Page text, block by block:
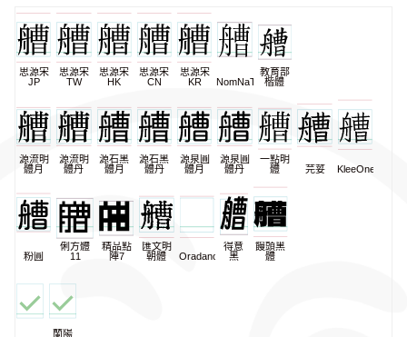
思源宋
JP
思源宋
TW
思源宋
HK
思源宋
CN
思源宋
KR
NomNaTong
教育部
楷體
源流明
體月
源流明
體丹
源石黑
體月
源石黑
體丹
源泉圓
體月
源泉圓
體丹
一點明
體
芫荽 KleeOne
粉圓
俐方體
11
精品點
陣7
匯文明
朝體
Oradano
得意
黑
饅頭黑
體
蘭陽